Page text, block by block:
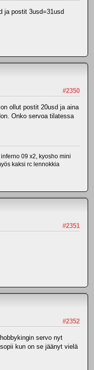
ja postit 3usd=31usd
#2350
ollut postit 20usd ja aina
Onko servoa tilatessa
09 x2, kyosho mini
kaksi rc lennokkia
#2351
#2352
servo nyt
kun on se jäänyt vielä